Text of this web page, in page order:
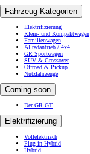
Fahrzeug-Kategorien
Elektrifizierung
Klein- und Kompaktwagen
Familienwagen
Allradantrieb / 4x4
GR Sportwagen
SUV & Crossover
Offroad & Pickup
Nutzfahrzeuge
Coming soon
Der GR GT
Elektrifizierung
Vollelektrisch
Plug-in Hybrid
Hybrid